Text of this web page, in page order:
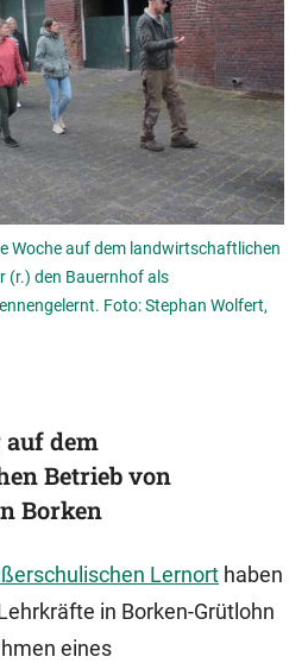
Woche auf dem landwirtschaftlichen
(r.) den Bauernhof als
Foto: Stephan Wolfert,
dem
Betrieb von
Borken
Lernort haben
in Borken-Grütlohn
eines